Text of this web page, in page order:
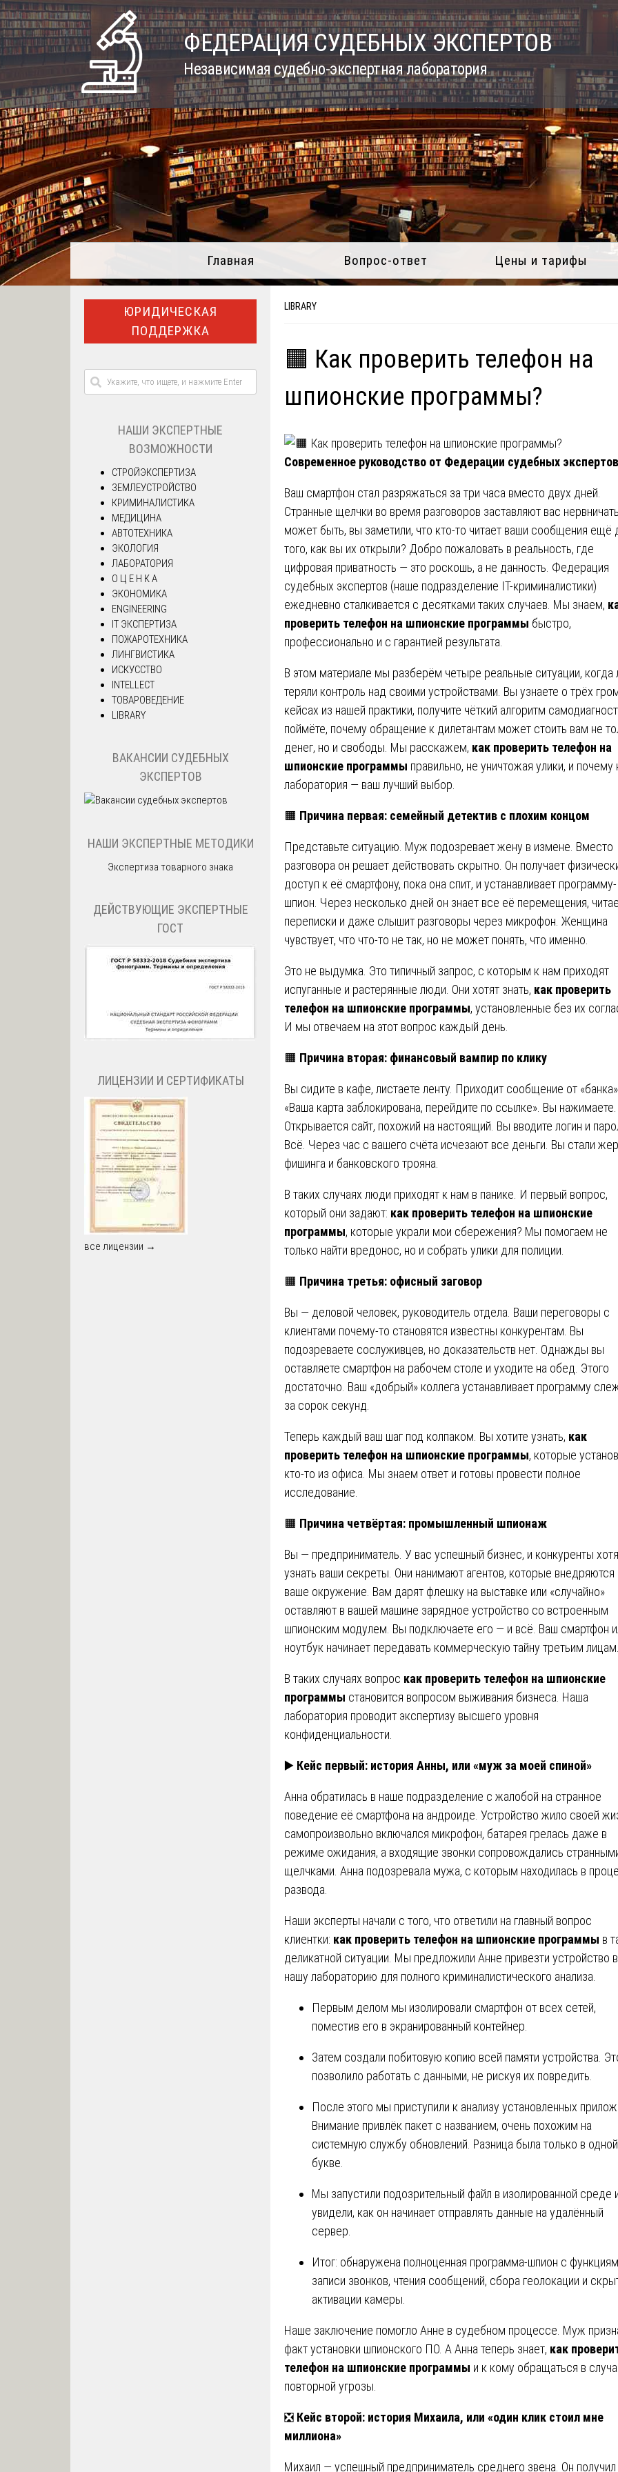
Skip
to
content
ФЕДЕРАЦИЯ СУДЕБНЫХ ЭКСПЕРТОВ
Независимая судебно-экспертная лаборатория
Главная Вопрос-ответ Цены и тарифы
LIBRARY
🟧 Как проверить телефон на
шпионские программы?
Современное руководство от Федерации судебных экспертов
Ваш смартфон стал разряжаться за три часа вместо двух дней.
Странные щелчки во время разговоров заставляют вас
может быть, вы заметили, что кто-то читает ваши сообщения ещё
того, как вы их открыли? Добро пожаловать в реальность, где
цифровая приватность — это роскошь, а не данность. Федерация
судебных экспертов (наше подразделение IT-криминалистики)
ежедневно сталкивается с десятками таких случаев. Мы знаем,
проверить телефон на шпионские программы быстро,
профессионально и с гарантией результата.
В этом материале мы разберём четыре реальные ситуации, когда
теряли контроль над своими устройствами. Вы узнаете о трёх
кейсах из нашей практики, получите чёткий алгоритм
поймёте, почему обращение к дилетантам может стоить вам не
денег, но и свободы. Мы расскажем, как проверить телефон на
шпионские программы правильно, не уничтожая улики, и почему
лаборатория — ваш лучший выбор.
🟧 Причина первая: семейный детектив с плохим концом
Представьте ситуацию. Муж подозревает жену в измене. Вместо
разговора он решает действовать скрытно. Он получает
доступ к её смартфону, пока она спит, и устанавливает программу-
шпион. Через несколько дней он знает все её перемещения,
переписки и даже слышит разговоры через микрофон. Женщина
чувствует, что что-то не так, но не может понять, что именно.
Это не выдумка. Это типичный запрос, с которым к нам приходят
испуганные и растерянные люди. Они хотят знать, как проверить
телефон на шпионские программы, установленные без их
И мы отвечаем на этот вопрос каждый день.
🟧 Причина вторая: финансовый вампир по клику
Вы сидите в кафе, листаете ленту. Приходит сообщение от
«Ваша карта заблокирована, перейдите по ссылке». Вы нажимаете.
Открывается сайт, похожий на настоящий. Вы вводите логин и
Всё. Через час с вашего счёта исчезают все деньги. Вы стали
фишинга и банковского трояна.
В таких случаях люди приходят к нам в панике. И первый вопрос,
который они задают: как проверить телефон на шпионские
программы, которые украли мои сбережения? Мы помогаем не
только найти вредонос, но и собрать улики для полиции.
🟧 Причина третья: офисный заговор
Вы — деловой человек, руководитель отдела. Ваши переговоры с
клиентами почему-то становятся известны конкурентам. Вы
подозреваете сослуживцев, но доказательств нет. Однажды вы
оставляете смартфон на рабочем столе и уходите на обед. Этого
достаточно. Ваш «добрый» коллега устанавливает программу
за сорок секунд.
Теперь каждый ваш шаг под колпаком. Вы хотите узнать, как
проверить телефон на шпионские программы, которые
кто-то из офиса. Мы знаем ответ и готовы провести полное
исследование.
🟧 Причина четвёртая: промышленный шпионаж
Вы — предприниматель. У вас успешный бизнес, и конкуренты
узнать ваши секреты. Они нанимают агентов, которые внедряются
ваше окружение. Вам дарят флешку на выставке или «случайно»
оставляют в вашей машине зарядное устройство со встроенным
шпионским модулем. Вы подключаете его — и всё. Ваш смартфон
ноутбук начинает передавать коммерческую тайну третьим лицам.
В таких случаях вопрос как проверить телефон на шпионские
программы становится вопросом выживания бизнеса. Наша
лаборатория проводит экспертизу высшего уровня
конфиденциальности.
▶️ Кейс первый: история Анны, или «муж за моей спиной»
Анна обратилась в наше подразделение с жалобой на странное
поведение её смартфона на андроиде. Устройство жило своей
самопроизвольно включался микрофон, батарея грелась даже в
режиме ожидания, а входящие звонки сопровождались
щелчками. Анна подозревала мужа, с которым находилась в
развода.
Наши эксперты начали с того, что ответили на главный вопрос
клиентки: как проверить телефон на шпионские программы в
деликатной ситуации. Мы предложили Анне привезти устройство в
нашу лабораторию для полного криминалистического анализа.
Первым делом мы изолировали смартфон от всех сетей,
поместив его в экранированный контейнер.
Затем создали побитовую копию всей памяти устройства.
позволило работать с данными, не рискуя их повредить.
После этого мы приступили к анализу установленных
Внимание привлёк пакет с названием, очень похожим на
системную службу обновлений. Разница была только в одной
букве.
Мы запустили подозрительный файл в изолированной среде
увидели, как он начинает отправлять данные на удалённый
сервер.
Итог: обнаружена полноценная программа-шпион с
записи звонков, чтения сообщений, сбора геолокации и
активации камеры.
Наше заключение помогло Анне в судебном процессе. Муж
факт установки шпионского ПО. А Анна теперь знает, как
телефон на шпионские программы и к кому обращаться в
повторной угрозы.
❎ Кейс второй: история Михаила, или «один клик стоил мне
миллиона»
Михаил — успешный предприниматель среднего звена. Он
ЮРИДИЧЕСКАЯ
ПОДДЕРЖКА
НАШИ ЭКСПЕРТНЫЕ
ВОЗМОЖНОСТИ
СТРОЙЭКСПЕРТИЗА
ЗЕМЛЕУСТРОЙСТВО
КРИМИНАЛИСТИКА
МЕДИЦИНА
АВТОТЕХНИКА
ЭКОЛОГИЯ
ЛАБОРАТОРИЯ
О Ц Е Н К А
ЭКОНОМИКА
ENGINEERING
IT ЭКСПЕРТИЗА
ПОЖАРОТЕХНИКА
ЛИНГВИСТИКА
ИСКУССТВО
INTELLECT
ТОВАРОВЕДЕНИЕ
LIBRARY
ВАКАНСИИ СУДЕБНЫХ
ЭКСПЕРТОВ
НАШИ ЭКСПЕРТНЫЕ МЕТОДИКИ
Экспертиза товарного знака
ДЕЙСТВУЮЩИЕ ЭКСПЕРТНЫЕ
ГОСТ
ЛИЦЕНЗИИ И СЕРТИФИКАТЫ
все лицензии →